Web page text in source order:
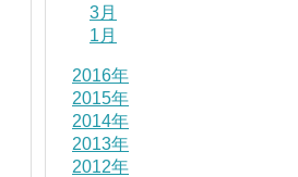
3月
1月
2016年
2015年
2014年
2013年
2012年